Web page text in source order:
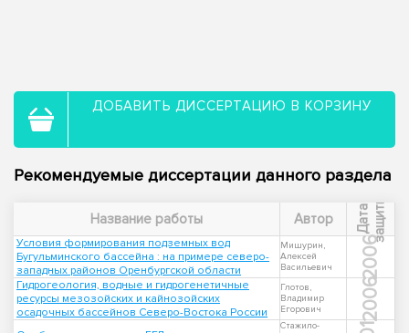
ДОБАВИТЬ ДИССЕРТАЦИЮ В КОРЗИНУ
Рекомендуемые диссертации данного раздела
Название работы Автор Д
а
т
а
з
а
щ
и
т ы
Условия формирования подземных вод
Бугульминского бассейна : на примере северо-
западных районов Оренбургской области
Мишурин,
Алексей
Васильевич
2006
Гидрогеология, водные и гидрогенетичные
ресурсы мезозойских и кайнозойских
осадочных бассейнов Северо-Востока России
Глотов,
Владимир
Егорович
2006
Стажило-